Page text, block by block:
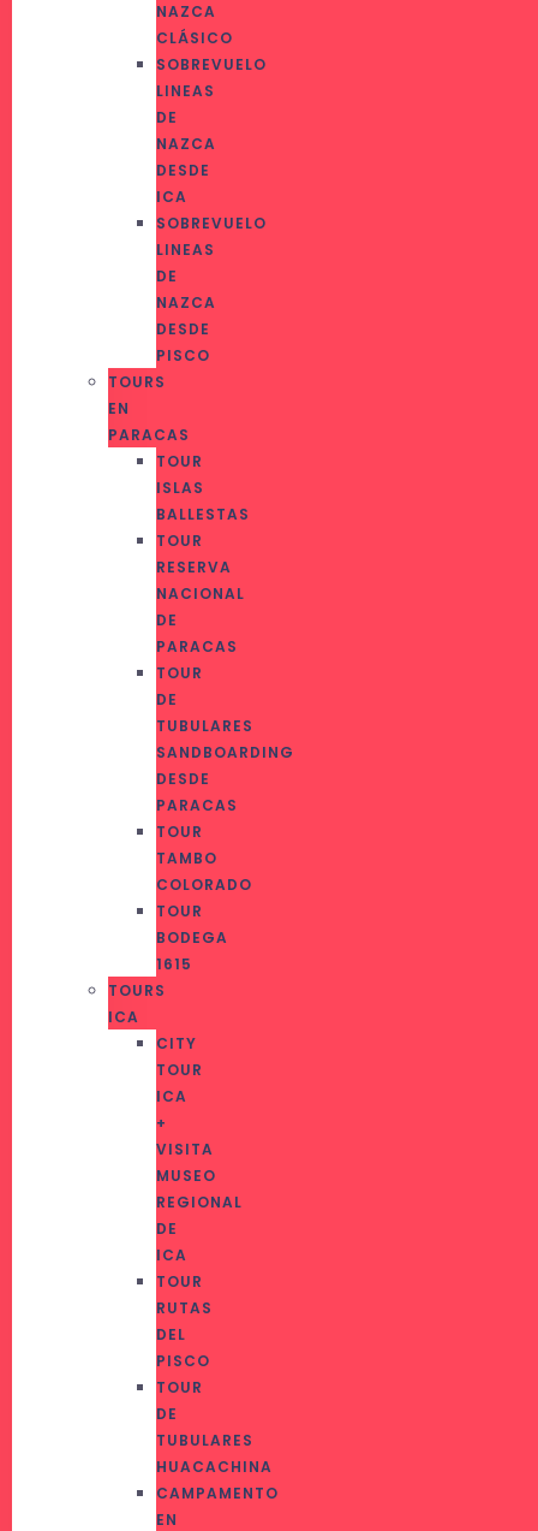
NAZCA
CLÁSICO
SOBREVUELO
LINEAS
DE
NAZCA
DESDE
ICA
SOBREVUELO
LINEAS
DE
NAZCA
DESDE
PISCO
TOURS
EN
PARACAS
TOUR
ISLAS
BALLESTAS
TOUR
RESERVA
NACIONAL
DE
PARACAS
TOUR
DE
TUBULARES
SANDBOARDING
DESDE
PARACAS
TOUR
TAMBO
COLORADO
TOUR
BODEGA
1615
TOURS
ICA
CITY
TOUR
ICA
+
VISITA
MUSEO
REGIONAL
DE
ICA
TOUR
RUTAS
DEL
PISCO
TOUR
DE
TUBULARES
HUACACHINA
CAMPAMENTO
EN